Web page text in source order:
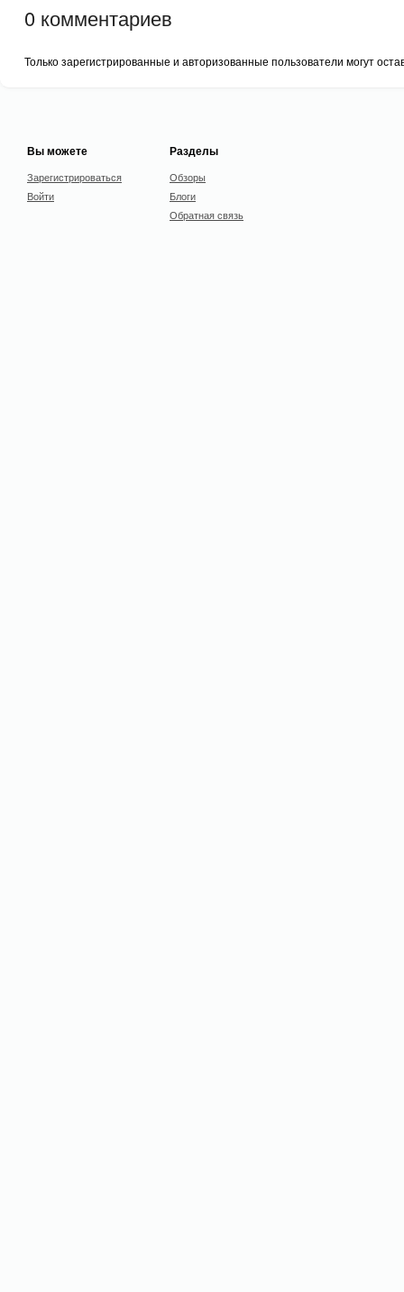
0 комментариев
Только зарегистрированные и авторизованные пользователи могут
Вы можете
Зарегистрироваться
Войти
Разделы
Обзоры
Блоги
Обратная связь